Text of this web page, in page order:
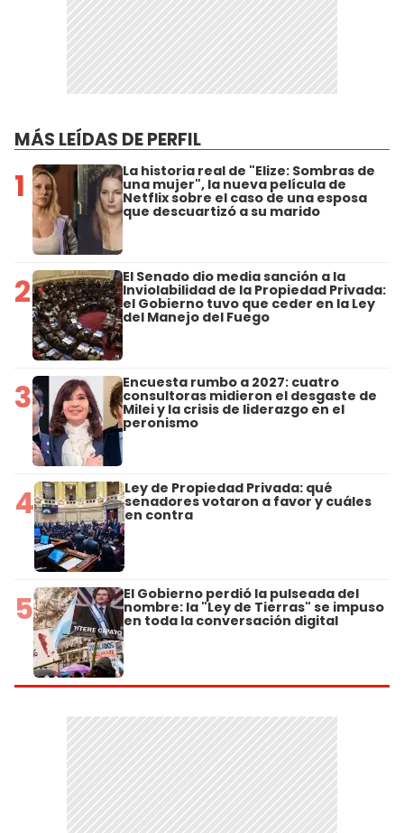
MÁS LEÍDAS DE PERFIL
1 La historia real de "Elize: Sombras de
una mujer", la nueva película de
Netflix sobre el caso de una esposa
que descuartizó a su marido
2 El Senado dio media sanción a la
Inviolabilidad de la Propiedad Privada:
el Gobierno tuvo que ceder en la Ley
del Manejo del Fuego
3 Encuesta rumbo a 2027: cuatro
consultoras midieron el desgaste de
Milei y la crisis de liderazgo en el
peronismo
4 Ley de Propiedad Privada: qué
senadores votaron a favor y cuáles
en contra
5 El Gobierno perdió la pulseada del
nombre: la "Ley de Tierras" se impuso
en toda la conversación digital